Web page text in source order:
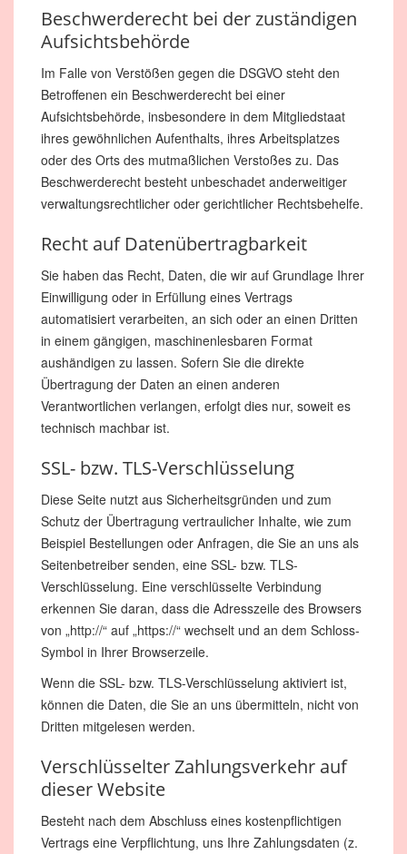
Beschwerderecht bei der zuständigen
Aufsichtsbehörde
Im Falle von Verstößen gegen die DSGVO steht den
Betroffenen ein Beschwerderecht bei einer
Aufsichtsbehörde, insbesondere in dem Mitgliedstaat
ihres gewöhnlichen Aufenthalts, ihres Arbeitsplatzes
oder des Orts des mutmaßlichen Verstoßes zu. Das
Beschwerderecht besteht unbeschadet anderweitiger
verwaltungsrechtlicher oder gerichtlicher Rechtsbehelfe.
Recht auf Datenübertragbarkeit
Sie haben das Recht, Daten, die wir auf Grundlage Ihrer
Einwilligung oder in Erfüllung eines Vertrags
automatisiert verarbeiten, an sich oder an einen Dritten
in einem gängigen, maschinenlesbaren Format
aushändigen zu lassen. Sofern Sie die direkte
Übertragung der Daten an einen anderen
Verantwortlichen verlangen, erfolgt dies nur, soweit es
technisch machbar ist.
SSL- bzw. TLS-Verschlüsselung
Diese Seite nutzt aus Sicherheitsgründen und zum
Schutz der Übertragung vertraulicher Inhalte, wie zum
Beispiel Bestellungen oder Anfragen, die Sie an uns als
Seitenbetreiber senden, eine SSL- bzw. TLS-
Verschlüsselung. Eine verschlüsselte Verbindung
erkennen Sie daran, dass die Adresszeile des Browsers
von „http://“ auf „https://“ wechselt und an dem Schloss-
Symbol in Ihrer Browserzeile.
Wenn die SSL- bzw. TLS-Verschlüsselung aktiviert ist,
können die Daten, die Sie an uns übermitteln, nicht von
Dritten mitgelesen werden.
Verschlüsselter Zahlungsverkehr auf
dieser Website
Besteht nach dem Abschluss eines kostenpflichtigen
Vertrags eine Verpflichtung, uns Ihre Zahlungsdaten (z.